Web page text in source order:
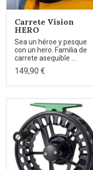
Carrete Vision
HERO
Sea un héroe y pesque
con un hero. Familia de
carrete asequible ...
149,90 €